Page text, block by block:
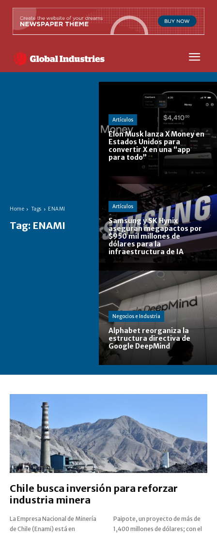
Home Tags ENAMI
Tag: ENAMI
Artículos
Elon Musk lanza X Money en
Estados Unidos para
convertir X en una “app
para todo”
Artículos
Samsung y SK Hynix
aseguran megapactos por
$950 mil millones de
dólares para la
infraestructura de IA
Negocios e Industria
Alphabet reorganiza la
estructura directiva de
Google DeepMind
Chile busca inversión para reforzar
industria minera
La Empresa Nacional de Minería
de Chile (Enami) está en
Paipote, un proyecto de más de
1,400 millones de dólares; con el